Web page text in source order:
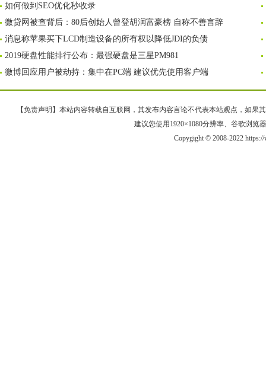
如何做到SEO优化秒收录
微贷网被查背后：80后创始人曾登胡润富豪榜 自称不善言辞
消息称苹果买下LCD制造设备的所有权以降低JDI的负债
2019硬盘性能排行公布：最强硬盘是三星PM981
微博回应用户被劫持：集中在PC端 建议优先使用客户端
【免责声明】本站内容转载自互联网，其发布内容言论不代表本站观点，如果
建议您使用1920×1080分辨率、谷歌浏览
Copygight © 2008-2022